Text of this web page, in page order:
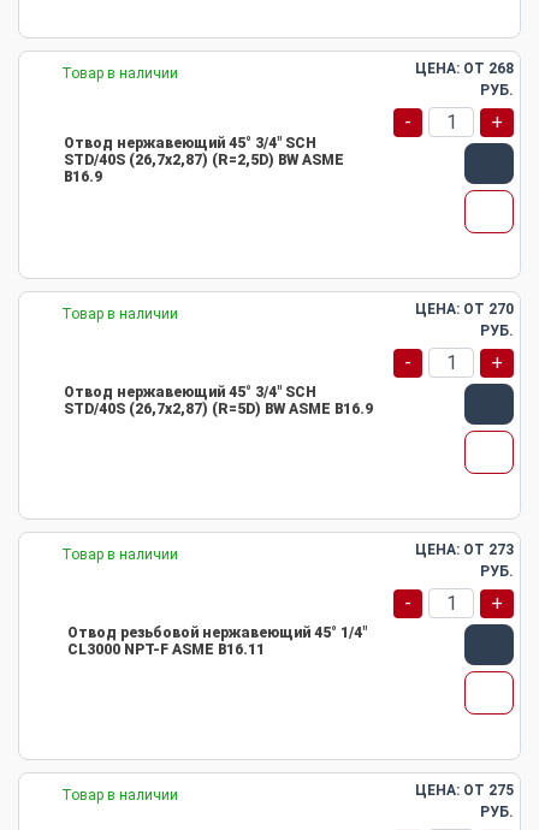
Товар в наличии
Отвод нержавеющий 45° 3/4" SCH
STD/40S (26,7х2,87) (R=2,5D) BW ASME
B16.9
ЦЕНА: ОТ 268
РУБ.
- +
Товар в наличии
Отвод нержавеющий 45° 3/4" SCH
STD/40S (26,7х2,87) (R=5D) BW ASME B16.9
ЦЕНА: ОТ 270
РУБ.
- +
Товар в наличии
Отвод резьбовой нержавеющий 45° 1/4"
CL3000 NPT-F ASME B16.11
ЦЕНА: ОТ 273
РУБ.
- +
Товар в наличии ЦЕНА: ОТ 275
РУБ.